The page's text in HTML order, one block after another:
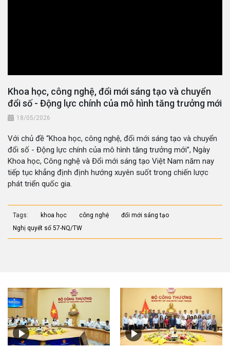
Khoa học, công nghệ, đổi mới sáng tạo và chuyển
đổi số - Động lực chính của mô hình tăng trưởng mới
18/05/2026
Với chủ đề “Khoa học, công nghệ, đổi mới sáng tạo và chuyển
đổi số - Động lực chính của mô hình tăng trưởng mới”, Ngày
Khoa học, Công nghệ và Đổi mới sáng tạo Việt Nam năm nay
tiếp tục khẳng định định hướng xuyên suốt trong chiến lược
phát triển quốc gia.
Tags: khoa học công nghệ
đổi mới sáng tạo
Nghị quyết số 57-NQ/TW